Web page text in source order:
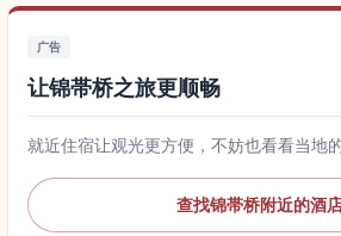
广告
让锦帯桥之旅更顺畅
就近住宿让观光更方便，不妨也看看当地
查找锦帯桥附近的酒